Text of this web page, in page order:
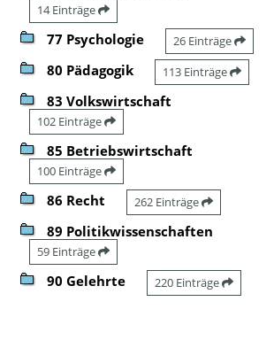
14 Einträge
77 Psychologie 26 Einträge
80 Pädagogik 113 Einträge
83 Volkswirtschaft
102 Einträge
85 Betriebswirtschaft
100 Einträge
86 Recht 262 Einträge
89 Politikwissenschaften
59 Einträge
90 Gelehrte 220 Einträge